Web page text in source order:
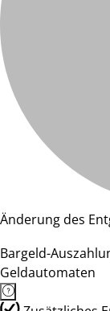
Änderung des
Bargeld-
Geldautomaten